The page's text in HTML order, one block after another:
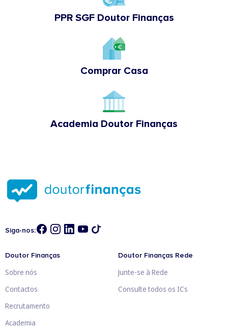
PPR SGF Doutor Finanças
Comprar Casa
Academia Doutor Finanças
Siga-nos:
Doutor Finanças
Sobre nós
Contactos
Recrutamento
Academia
Doutor Finanças Rede
Junte-se à Rede
Consulte todos os ICs